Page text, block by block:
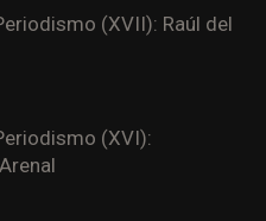
(XVII): Raúl del
(XVI):